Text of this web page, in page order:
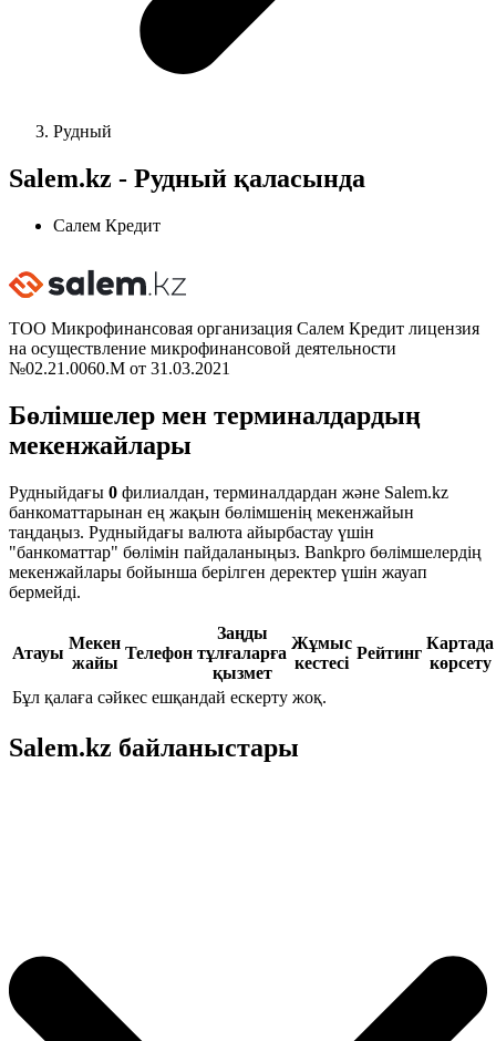
Рудный
Salem.kz - Рудный қаласында
Салем Кредит
ТОО Микрофинансовая организация Салем Кредит лицензия
на осуществление микрофинансовой деятельности
№02.21.0060.М от 31.03.2021
Бөлімшелер мен терминалдардың
мекенжайлары
Рудныйдағы 0 филиалдан, терминалдардан және Salem.kz
банкоматтарынан ең жақын бөлімшенің мекенжайын
таңдаңыз. Рудныйдағы валюта айырбастау үшін
"банкоматтар" бөлімін пайдаланыңыз. Bankpro бөлімшелердің
мекенжайлары бойынша берілген деректер үшін жауап
бермейді.
Атауы
Мекен
жайы
Телефон
Заңды
тұлғаларға
қызмет
Жұмыс
кестесі
Рейтинг
Картада
көрсету
Бұл қалаға сәйкес ешқандай ескерту жоқ.
Salem.kz байланыстары